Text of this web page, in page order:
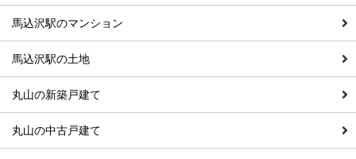
馬込沢駅のマンション
馬込沢駅の土地
丸山の新築戸建て
丸山の中古戸建て